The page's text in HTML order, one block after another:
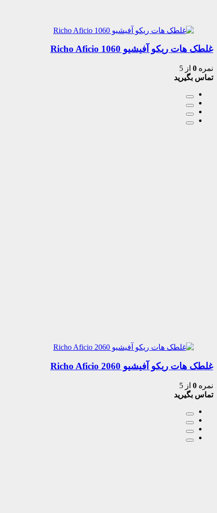
غلطک هات ریکو آفیشیو 1060 Richo Aficio
نمره 0 از 5
تماس بگیرید
غلطک هات ریکو آفیشیو 2060 Richo Aficio
نمره 0 از 5
تماس بگیرید